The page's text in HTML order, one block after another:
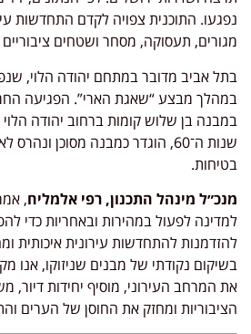
נפגעו. התוכנית צפויה לקדם התחדשות
מגורים, תעסוקה, מסחר ושטחים
במהלך מבצע “שאגת הארי”. הפגיעה
שנות ה־60, הוגדר כמבנה מסוכן
בטיחות.
מנכ״ל מינהל התכנון, רפי אלמליח,
למדינה לפעול במהירות ובאחריות כדי
להזדמנות להתחדשות עירונית איכותית
בשיקום נקודתי של מבנים שניזוקו, אנו
את המרחב העירוני, מוסיף יחידות
הציבוריות ומחזק את החוסן של הערים